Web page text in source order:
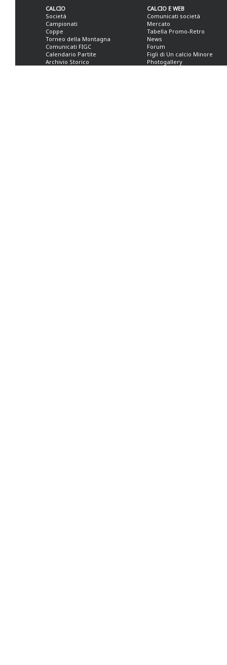
CALCIO
Società
Campionati
Coppe
Torneo della Montagna
Comunicati FIGC
Calendario Partite
Archivio Storico
CALCIO E WEB
Comunicati società
Mercato
Tabella Promo-Retro
News
Forum
Figli di Un calcio Minore
Photogallery